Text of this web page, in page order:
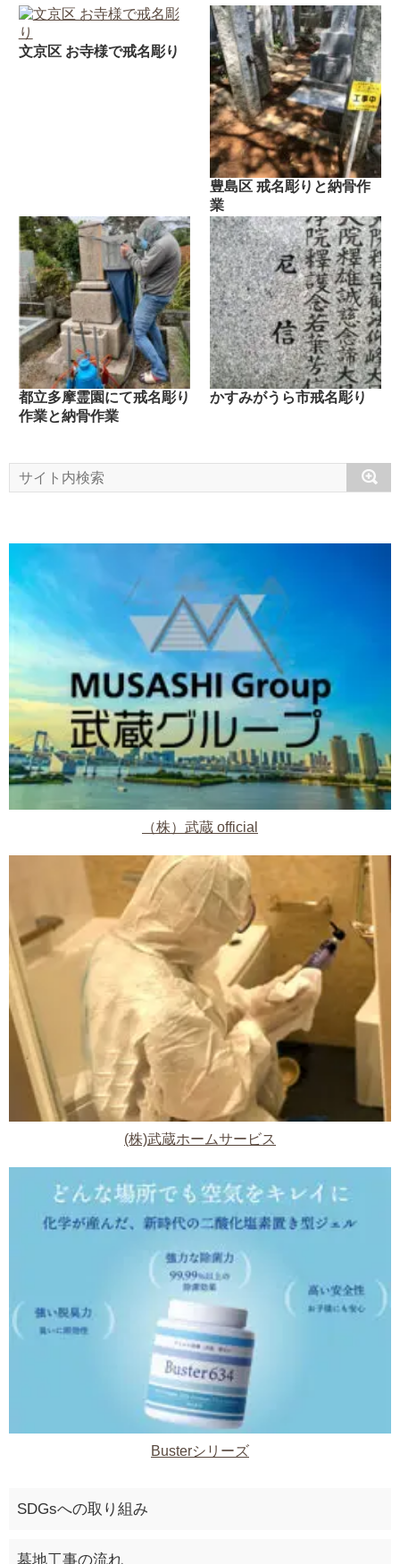
文京区 お寺様で戒名彫り
豊島区 戒名彫りと納骨作
業
都立多摩霊園にて戒名彫り
作業と納骨作業
かすみがうら市戒名彫り
（株）武蔵 official
(株)武蔵ホームサービス
Busterシリーズ
SDGsへの取り組み
墓地工事の流れ